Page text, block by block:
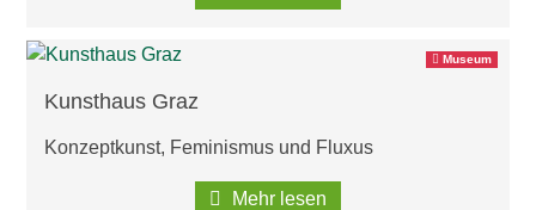
Museum
Kunsthaus Graz
Konzeptkunst, Feminismus und Fluxus
Mehr lesen